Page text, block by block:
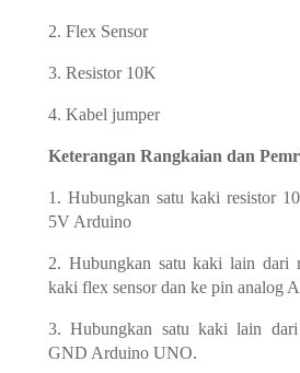
2. Flex Sensor
3. Resistor 10K
4. Kabel jumper
Keterangan Rangkaian dan
1. Hubungkan satu kaki resistor
5V Arduino
2. Hubungkan satu kaki lain dari
kaki flex sensor dan ke pin analog
3. Hubungkan satu kaki lain
GND Arduino UNO.